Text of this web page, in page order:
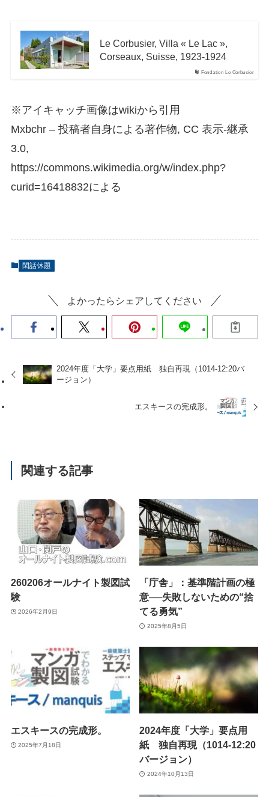
Fondation Le Corbusier
Le Corbusier, Villa « Le Lac »,
Corseaux, Suisse, 1923-1924
※アイキャッチ画像はwikiから引用
Mxbchr – 投稿者自身による著作物, CC 表示-継承
3.0,
https://commons.wikimedia.org/w/index.php?
curid=16418832による
閑話休題
よかったらシェアしてください
2024年度「大学」要点用紙 独自再現（1014-12:20バ
ージョン）
エスキースの完成形。
関連する記事
260206オールナイト製図試
験
2026年2月9日
「庁舎」：基準階計画の極
意──失敗しないための“捨
てる勇気”
2025年8月5日
エスキースの完成形。
2025年7月18日
2024年度「大学」要点用
紙 独自再現（1014-12:20
バージョン）
2024年10月13日